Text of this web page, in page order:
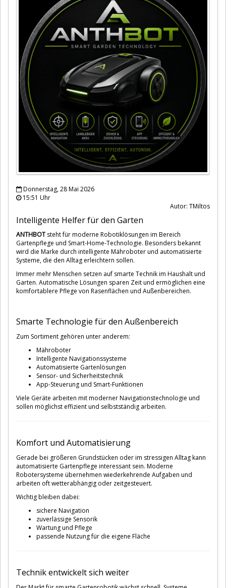
Donnerstag, 28 Mai 2026
15:51 Uhr
Autor: TMiltos
Intelligente Helfer für den Garten
ANTHBOTsteht für moderne Robotiklösungen im Bereich
Gartenpflege und Smart-Home-Technologie. Besonders bekannt
wird die Marke durch intelligente Mähroboter und automatisierte
Systeme, die den Alltag erleichtern sollen.
Immer mehr Menschen setzen auf smarte Technik im Haushalt und
Garten. Automatische Lösungen sparen Zeit und ermöglichen eine
komfortablere Pflege von Rasenflächen und Außenbereichen.
Smarte Technologie für den Außenbereich
Zum Sortiment gehören unter anderem:
Mähroboter
Intelligente Navigationssysteme
Automatisierte Gartenlösungen
Sensor- und Sicherheitstechnik
App-Steuerung und Smart-Funktionen
Viele Geräte arbeiten mit moderner Navigationstechnologie und
sollen möglichst effizient und selbstständig arbeiten.
Komfort und Automatisierung
Gerade bei größeren Grundstücken oder im stressigen Alltag kann
automatisierte Gartenpflege interessant sein. Moderne
Robotersysteme übernehmen wiederkehrende Aufgaben und
arbeiten oft wetterabhängig oder zeitgesteuert.
Wichtig bleiben dabei:
sichere Navigation
zuverlässige Sensorik
Wartung und Pflege
passende Nutzung für die eigene Fläche
Technik entwickelt sich weiter